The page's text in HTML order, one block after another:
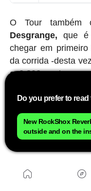
O Tour
Desgrange, que é
chegar em
da corrida -desta
a 2.802 metros,
chamadoSouvenir
ao primeiro a
Prêmios da
branca
Do you prefer to
New RockShox
outside and on the